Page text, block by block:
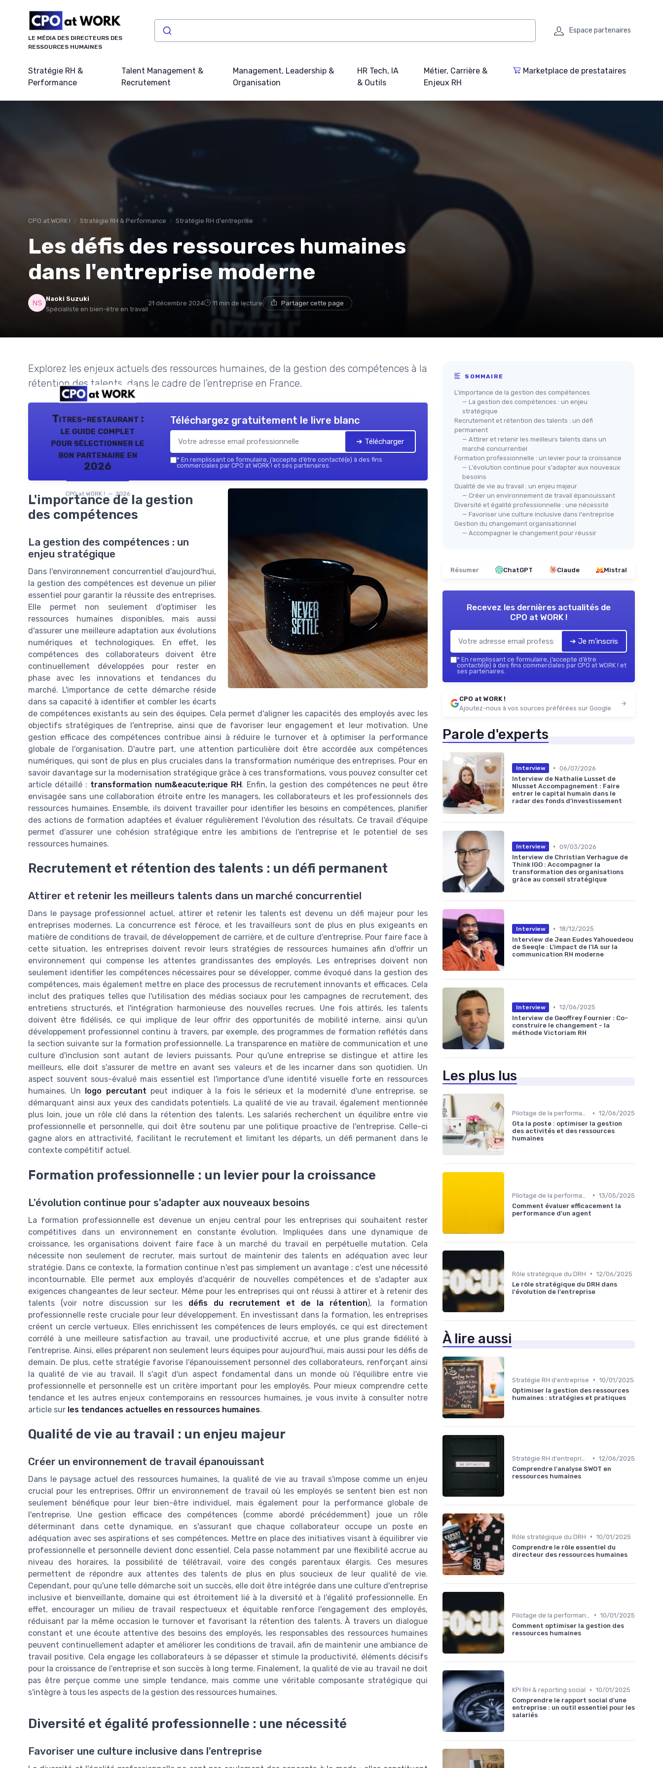
LE MÉDIA DES DIRECTEURS DES
RESSOURCES HUMAINES
Espace partenaires
Stratégie RH &
Performance
Talent Management &
Recrutement
Management, Leadership &
Organisation
HR Tech, IA
& Outils
Métier, Carrière &
Enjeux RH
Marketplace de prestataires
CPO at WORK ! Stratégie RH & Performance Stratégie RH d'entreprise
Les défis des ressources humaines
dans l'entreprise moderne
Naoki Suzuki
Spécialiste en bien-être en travail
21 décembre 2024 11 min de lecture Partager cette page
Explorez les enjeux actuels des ressources humaines, de la gestion des compétences à la
rétention des talents, dans le cadre de l'entreprise en France.
Titres-restaurant :
le guide complet
pour sélectionner le
bon partenaire en
2026
CPO at WORK ! — 2026
Téléchargez gratuitement le livre blanc
➔ Télécharger
* En remplissant ce formulaire, j’accepte d’être contacté(e) à des fins
commerciales par CPO at WORK ! et ses partenaires.
L'importance de la gestion
des compétences
La gestion des compétences : un
enjeu stratégique
Dans l'environnement concurrentiel d'aujourd'hui,
la gestion des compétences est devenue un pilier
essentiel pour garantir la réussite des entreprises.
Elle permet non seulement d'optimiser les
ressources humaines disponibles, mais aussi
d'assurer une meilleure adaptation aux évolutions
numériques et technologiques. En effet, les
compétences des collaborateurs doivent être
continuellement développées pour rester en
phase avec les innovations et tendances du
marché. L'importance de cette démarche réside
dans sa capacité à identifier et combler les écarts
de compétences existants au sein des équipes. Cela permet d'aligner les capacités des employés avec les
objectifs stratégiques de l'entreprise, ainsi que de favoriser leur engagement et leur motivation. Une
gestion efficace des compétences contribue ainsi à réduire le turnover et à optimiser la performance
globale de l'organisation. D'autre part, une attention particulière doit être accordée aux compétences
numériques, qui sont de plus en plus cruciales dans la transformation numérique des entreprises. Pour en
savoir davantage sur la modernisation stratégique grâce à ces transformations, vous pouvez consulter cet
article détaillé : transformation num&eacute;rique RH. Enfin, la gestion des compétences ne peut être
envisagée sans une collaboration étroite entre les managers, les collaborateurs et les professionnels des
ressources humaines. Ensemble, ils doivent travailler pour identifier les besoins en compétences, planifier
des actions de formation adaptées et évaluer régulièrement l'évolution des résultats. Ce travail d'équipe
permet d'assurer une cohésion stratégique entre les ambitions de l'entreprise et le potentiel de ses
ressources humaines.
Recrutement et rétention des talents : un défi permanent
Attirer et retenir les meilleurs talents dans un marché concurrentiel
Dans le paysage professionnel actuel, attirer et retenir les talents est devenu un défi majeur pour les
entreprises modernes. La concurrence est féroce, et les travailleurs sont de plus en plus exigeants en
matière de conditions de travail, de développement de carrière, et de culture d'entreprise. Pour faire face à
cette situation, les entreprises doivent revoir leurs stratégies de ressources humaines afin d'offrir un
environnement qui compense les attentes grandissantes des employés. Les entreprises doivent non
seulement identifier les compétences nécessaires pour se développer, comme évoqué dans la gestion des
compétences, mais également mettre en place des processus de recrutement innovants et efficaces. Cela
inclut des pratiques telles que l'utilisation des médias sociaux pour les campagnes de recrutement, des
entretiens structurés, et l'intégration harmonieuse des nouvelles recrues. Une fois attirés, les talents
doivent être fidélisés, ce qui implique de leur offrir des opportunités de mobilité interne, ainsi qu'un
développement professionnel continu à travers, par exemple, des programmes de formation reflétés dans
la section suivante sur la formation professionnelle. La transparence en matière de communication et une
culture d'inclusion sont autant de leviers puissants. Pour qu'une entreprise se distingue et attire les
meilleurs, elle doit s'assurer de mettre en avant ses valeurs et de les incarner dans son quotidien. Un
aspect souvent sous-évalué mais essentiel est l'importance d'une identité visuelle forte en ressources
humaines. Un
logo percutant peut indiquer à la fois le sérieux et la modernité d'une entreprise, se
démarquant ainsi aux yeux des candidats potentiels. La qualité de vie au travail, également mentionnée
plus loin, joue un rôle clé dans la rétention des talents. Les salariés recherchent un équilibre entre vie
professionnelle et personnelle, qui doit être soutenu par une politique proactive de l'entreprise. Celle-ci
gagne alors en attractivité, facilitant le recrutement et limitant les départs, un défi permanent dans le
contexte compétitif actuel.
Formation professionnelle : un levier pour la croissance
L'évolution continue pour s'adapter aux nouveaux besoins
La formation professionnelle est devenue un enjeu central pour les entreprises qui souhaitent rester
compétitives dans un environnement en constante évolution. Impliquées dans une dynamique de
croissance, les organisations doivent faire face à un marché du travail en perpétuelle mutation. Cela
nécessite non seulement de recruter, mais surtout de maintenir des talents en adéquation avec leur
stratégie. Dans ce contexte, la formation continue n'est pas simplement un avantage ; c'est une nécessité
incontournable. Elle permet aux employés d'acquérir de nouvelles compétences et de s'adapter aux
exigences changeantes de leur secteur. Même pour les entreprises qui ont réussi à attirer et à retenir des
talents (voir notre discussion sur les défis du recrutement et de la rétention), la formation
professionnelle reste cruciale pour leur développement. En investissant dans la formation, les entreprises
créent un cercle vertueux. Elles enrichissent les compétences de leurs employés, ce qui est directement
corrélé à une meilleure satisfaction au travail, une productivité accrue, et une plus grande fidélité à
l'entreprise. Ainsi, elles préparent non seulement leurs équipes pour aujourd'hui, mais aussi pour les défis de
demain. De plus, cette stratégie favorise l'épanouissement personnel des collaborateurs, renforçant ainsi
la qualité de vie au travail. Il s'agit d'un aspect fondamental dans un monde où l'équilibre entre vie
professionnelle et personnelle est un critère important pour les employés. Pour mieux comprendre cette
tendance et les autres enjeux contemporains en ressources humaines, je vous invite à consulter notre
article sur les tendances actuelles en ressources humaines.
Qualité de vie au travail : un enjeu majeur
Créer un environnement de travail épanouissant
Dans le paysage actuel des ressources humaines, la qualité de vie au travail s'impose comme un enjeu
crucial pour les entreprises. Offrir un environnement de travail où les employés se sentent bien est non
seulement bénéfique pour leur bien-être individuel, mais également pour la performance globale de
l'entreprise. Une gestion efficace des compétences (comme abordé précédemment) joue un rôle
déterminant dans cette dynamique, en s'assurant que chaque collaborateur occupe un poste en
adéquation avec ses aspirations et ses compétences. Mettre en place des initiatives visant à équilibrer vie
professionnelle et personnelle devient donc essentiel. Cela passe notamment par une flexibilité accrue au
niveau des horaires, la possibilité de télétravail, voire des congés parentaux élargis. Ces mesures
permettent de répondre aux attentes des talents de plus en plus soucieux de leur qualité de vie.
Cependant, pour qu'une telle démarche soit un succès, elle doit être intégrée dans une culture d'entreprise
inclusive et bienveillante, domaine qui est étroitement lié à la diversité et à l'égalité professionnelle. En
effet, encourager un milieu de travail respectueux et équitable renforce l'engagement des employés,
réduisant par la même occasion le turnover et favorisant la rétention des talents. À travers un dialogue
constant et une écoute attentive des besoins des employés, les responsables des ressources humaines
peuvent continuellement adapter et améliorer les conditions de travail, afin de maintenir une ambiance de
travail positive. Cela engage les collaborateurs à se dépasser et stimule la productivité, éléments décisifs
pour la croissance de l'entreprise et son succès à long terme. Finalement, la qualité de vie au travail ne doit
pas être perçue comme une simple tendance, mais comme une véritable composante stratégique qui
s'intègre à tous les aspects de la gestion des ressources humaines.
Diversité et égalité professionnelle : une nécessité
Favoriser une culture inclusive dans l'entreprise
SOMMAIRE
L'importance de la gestion des compétences
— La gestion des compétences : un enjeu
stratégique
Recrutement et rétention des talents : un défi
permanent
— Attirer et retenir les meilleurs talents dans un
marché concurrentiel
Formation professionnelle : un levier pour la croissance
— L'évolution continue pour s'adapter aux nouveaux
besoins
Qualité de vie au travail : un enjeu majeur
— Créer un environnement de travail épanouissant
Diversité et égalité professionnelle : une nécessité
— Favoriser une culture inclusive dans l'entreprise
Gestion du changement organisationnel
— Accompagner le changement pour réussir
Résumer ChatGPT Claude Mistral
Recevez les dernières actualités de
CPO at WORK !
➔ Je m'inscris
* En remplissant ce formulaire, j’accepte d’être
contacté(e) à des fins commerciales par CPO at WORK ! et
ses partenaires.
CPO at WORK !
Ajoutez-nous à vos sources préférées sur Google
Parole d'experts
Interview • 06/07/2026
Interview de Nathalie Lusset de
Nlusset Accompagnement : Faire
entrer le capital humain dans le
radar des fonds d’investissement
Interview • 09/03/2026
Interview de Christian Verhague de
Think IGO : Accompagner la
transformation des organisations
grâce au conseil stratégique
Interview • 18/12/2025
Interview de Jean Eudes Yahouedeou
de Seeqle : L'impact de l'IA sur la
communication RH moderne
Interview • 12/06/2025
Interview de Geoffrey Fournier : Co-
construire le changement - la
méthode Victoriam RH
Les plus lus
Pilotage de la performance RH • 12/06/2025
Gta la poste : optimiser la gestion
des activités et des ressources
humaines
• 13/05/2025
Comment évaluer efficacement la
performance d'un agent
Rôle stratégique du DRH • 12/06/2025
Le rôle stratégique du DRH dans
l'évolution de l'entreprise
À lire aussi
Stratégie RH d'entreprise • 10/01/2025
Optimiser la gestion des ressources
humaines : stratégies et pratiques
• 12/06/2025
Comprendre l'analyse SWOT en
ressources humaines
Rôle stratégique du DRH • 10/01/2025
Comprendre le rôle essentiel du
directeur des ressources humaines
• 10/01/2025
Comment optimiser la gestion des
ressources humaines
KPI RH & reporting social • 10/01/2025
Comprendre le rapport social d'une
entreprise : un outil essentiel pour les
salariés